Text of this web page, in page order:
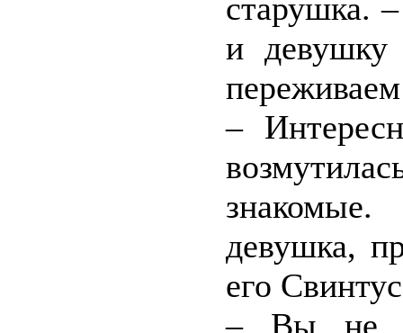
старушка.
и девушку
–
девушка,
его
– Вы не